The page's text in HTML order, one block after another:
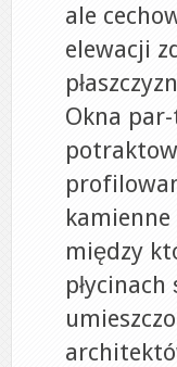
ale
elewacji
Okna
między